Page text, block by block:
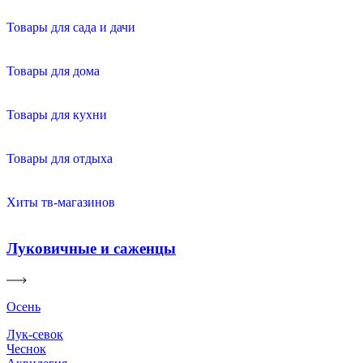
Товары для сада и дачи
Товары для дома
Товары для кухни
Товары для отдыха
Хиты тв-магазинов
Луковичные и саженцы
Осень
Лук-севок
Чеснок